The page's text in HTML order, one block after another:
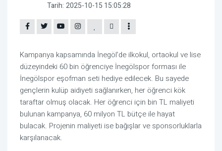
Tarih: 2025-10-15 15:05:28
Kampanya kapsamında İnegöl’de ilkokul, ortaokul ve lise
düzeyindeki 60 bin öğrenciye İnegölspor forması ile
İnegölspor eşofman seti hediye edilecek. Bu sayede
gençlerin kulüp aidiyeti sağlanırken, her öğrenci kök
taraftar olmuş olacak. Her öğrenci için bin TL maliyeti
bulunan kampanya, 60 milyon TL bütçe ile hayat
bulacak. Projenin maliyeti ise bağışlar ve sponsorluklarla
karşılanacak.